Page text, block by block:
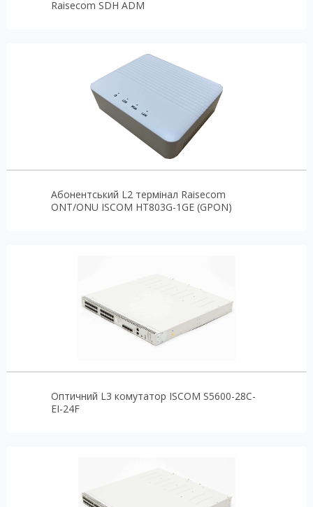
Raisecom SDH ADM
Абонентський L2 термінал Raisecom
ONT/ONU ISCOM HT803G-1GE (GPON)
Оптичний L3 комутатор ISCOM S5600-28C-
EI-24F